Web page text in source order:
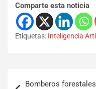
Comparte esta noticia
Etiquetas: Inteligencia
Bomberos